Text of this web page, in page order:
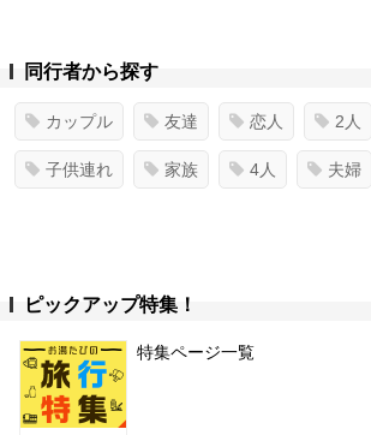
同行者から探す
カップル 友達 恋人 2人
子供連れ 家族 4人 夫婦
ピックアップ特集！
特集ページ一覧